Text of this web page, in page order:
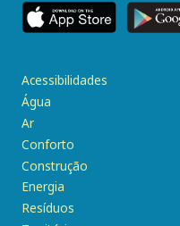
Acessibilidades
Água
Ar
Conforto
Construção
Energia
Resíduos